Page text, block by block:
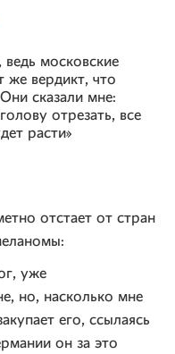
ведь московские
же вердикт, что
сказали мне:
отрезать, все
расти»
отстает от стран
уже
но, насколько мне
его, ссылаясь
он за это